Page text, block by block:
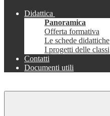
Didattica
Panoramica
Offerta formativa
Le schede didattiche
I progetti delle classi
Contatti
Documenti utili